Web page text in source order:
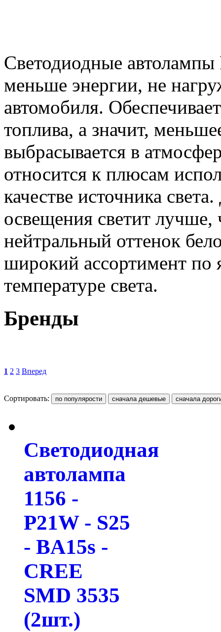
Светодиодные автолампы
меньше энергии, не
автомобиля.
топлива, а значит,
выбрасывается в
относится к плюсам
качестве источника
освещения светит лучше,
нейтральный оттенок
широкий ассортимент по
температуре света.
Бренды
1 2 3 Вперед
Сортировать:
Светодиодная
автолампа
1156 -
P21W - S25
- BA15s -
CREE
SMD 3535
(2шт.)